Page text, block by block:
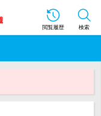
閲覧履歴 検索